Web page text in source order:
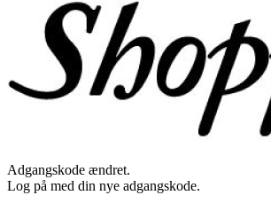
Adgangskode ændret.
Log på med din nye adgangskode.